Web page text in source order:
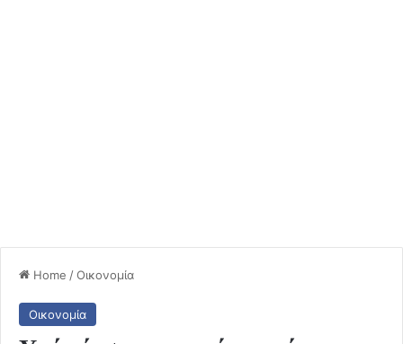
Home /Οικονομία
Οικονομία